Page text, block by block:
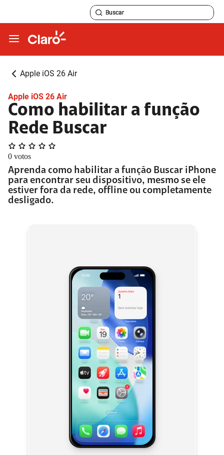
Apple iOS 26 Air
Apple iOS 26 Air
Como habilitar a função
Rede Buscar
0 votos
Aprenda como habilitar a função Buscar iPhone
para encontrar seu dispositivo, mesmo se ele
estiver fora da rede, offline ou completamente
desligado.